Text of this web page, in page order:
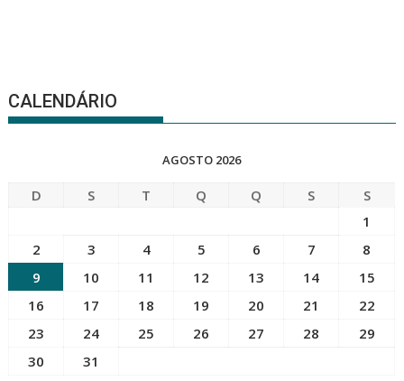
CALENDÁRIO
AGOSTO 2026
D S T Q Q S
S
1
2
3 4 5 6 7
8
9
10 11 12 13 14
15
16
17 18 19 20 21
22
23
24 25 26 27 28
29
30
31